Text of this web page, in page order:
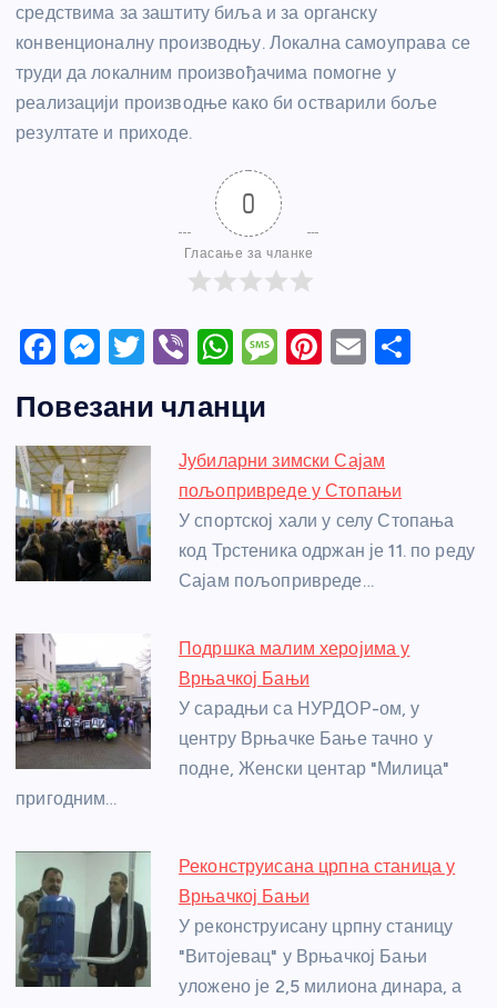
средствима за заштиту биља и за органску
конвенционалну производњу. Локална самоуправа се
труди да локалним произвођачима помогне у
реализацији производње како би остварили боље
резултате и приходе.
0
Гласање за чланке
F
c
e
b
o
o
k
M
ss
e
n
g
er
T
itt
er
Vi
er
W
at
s
A
p
p
M
a
g
e
Pi
e
st
E
Повезани чланци
Јубиларни зимски Сајам
пољопривреде у Стопањи
У спортској хали у селу Стопања
код Трстеника одржан је 11. по реду
Сајам пољопривреде…
Подршка малим херојима у
Врњачкој Бањи
У сарадњи са НУРДОР-ом, у
центру Врњачке Бање тачно у
подне, Женски центар "Милица"
пригодним…
Реконструисана црпна станица у
Врњачкој Бањи
У реконструисану црпну станицу
"Витојевац" у Врњачкој Бањи
уложено је 2,5 милиона динара, а